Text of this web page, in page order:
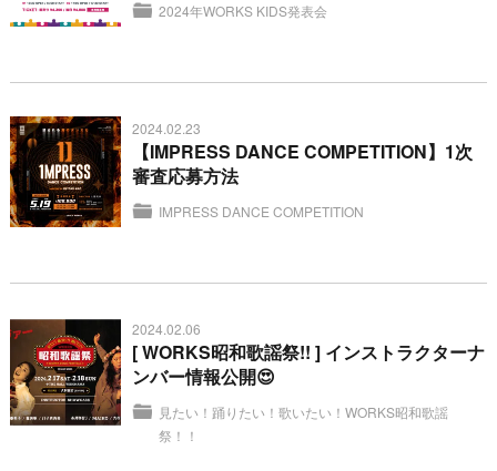
2024年WORKS KIDS発表会
2024.02.23
【IMPRESS DANCE COMPETITION】1次
審査応募方法
IMPRESS DANCE COMPETITION
2024.02.06
[ WORKS昭和歌謡祭!! ] インストラクターナ
ンバー情報公開😍
見たい！踊りたい！歌いたい！WORKS昭和歌謡
祭！！